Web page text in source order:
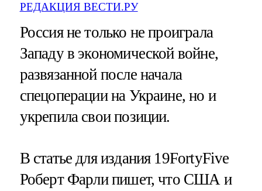
РЕДАКЦИЯ ВЕСТИ.РУ
Россия не только не проиграла
Западу в экономической войне,
развязанной после начала
спецоперации на Украине, но и
укрепила свои позиции.
В статье для издания 19FortyFive
Роберт Фарли пишет, что США и